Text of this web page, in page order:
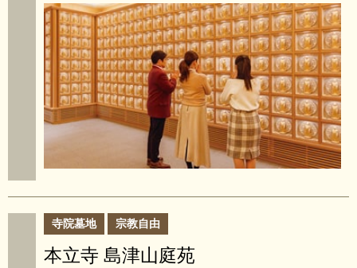
寺院墓地 宗教自由
本立寺 島津山庭苑